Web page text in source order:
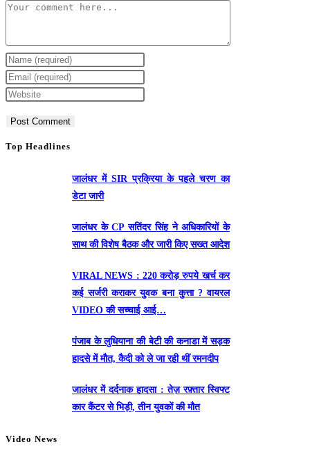
Comment
Enter
your
name
to
Enter
your
to
Enter
URL
Top Headlines
जालंधर में SIR प्रक्रिया के पहले चरण का
डेटा जारी
जालंधर के CP सतिंदर सिंह ने अधिकारियों के
साथ की विशेष बैठक और जारी किए सख्त आदेश
VIRAL NEWS : 220 करोड़ रुपये खर्च कर
कई सर्जरी कराकर युवक बना कुत्ता ? वायरल
VIDEO की सच्चाई आई…
पंजाब के लुधियाना की बेटी की कनाडा में सड़क
हादसे में माैत, कैदी को ले जा रही थीं रमनदीप
जालंधर में दर्दनाक हादसा : तेज़ रफ़्तार स्विफ्ट
कार कैंटर से भिड़ी, तीन युवकों की मौत
Video News